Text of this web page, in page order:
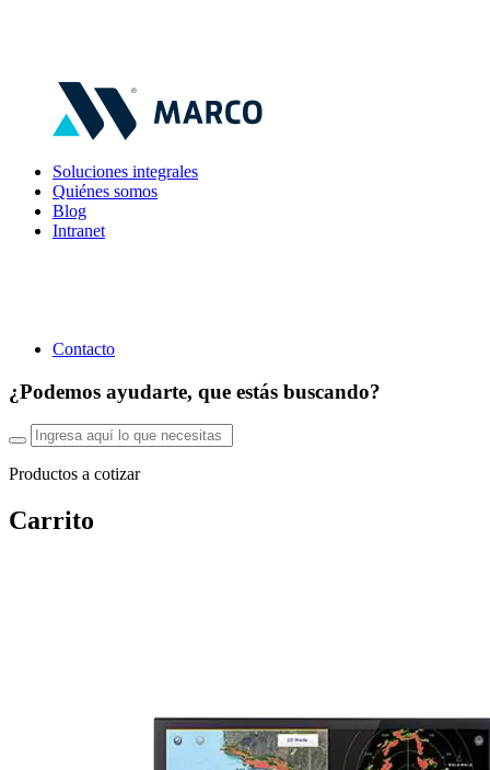
Soluciones integrales
Quiénes somos
Blog
Intranet
Contacto
¿Podemos ayudarte, que estás buscando?
Productos a cotizar
Carrito